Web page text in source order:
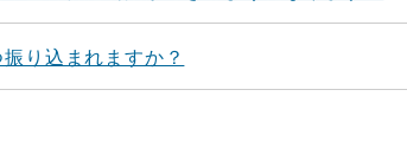
り込まれますか？